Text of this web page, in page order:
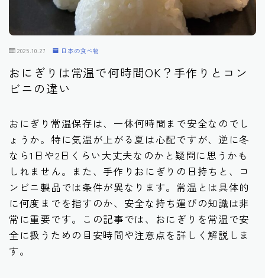
2025.10.27 日本の食べ物
おにぎりは常温で何時間OK？手作りとコン
ビニの違い
おにぎり常温保存は、一体何時間まで安全なのでし
ょうか。特に気温が上がる夏は心配ですが、逆に冬
なら1日や2日くらい大丈夫なのかと疑問に思うかも
しれません。また、手作りおにぎりの日持ちと、コ
ンビニ製品では条件が異なります。常温とは具体的
に何度までを指すのか、安全な持ち運びの知識は非
常に重要です。この記事では、おにぎりを常温で安
全に扱うための目安時間や注意点を詳しく解説しま
す。